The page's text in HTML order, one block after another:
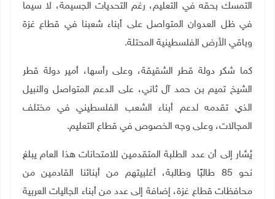
التمسك بحقه في التعليم، رغم التحديات الجسيمة، لا سيما
في ظل العدوان المتواصل على أبناء شعبنا في قطاع غزة
وباقي الأرض الفلسطينية المحتلة.
كما شكر دولة قطر الشقيقة، وعلى رأسها، أمير دولة قطر
الشيخ تميم بن حمد آل ثاني، على الدعم المتواصل والنبيل
الذي تقدمه لدعم أبناء الشعب الفلسطيني في مختلف
المجالات، وعلى وجه الخصوص في قطاع التعليم.
يُشار إلى أن عدد الطلبة المتقدمين للامتحانات هذا العام يبلغ
نحو 85 طالبًا وطالبة، أغلبيتهم من أبنائنا القادمين من
محافظات قطاع غزة، إضافة إلى عدد من أبناء الجاليات العربية